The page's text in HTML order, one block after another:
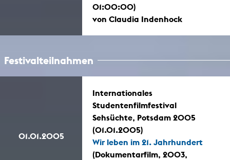
01:00:00)
von Claudia Indenhock
Festivalteilnahmen
01.01.2005
Internationales
Studentenfilmfestival
Sehsüchte, Potsdam 2005
(01.01.2005)
Wir leben im 21. Jahrhundert
(Dokumentarfilm, 2003,